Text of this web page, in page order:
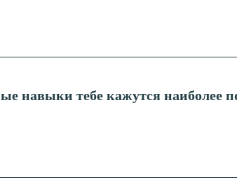
навыки тебе кажутся наиболее